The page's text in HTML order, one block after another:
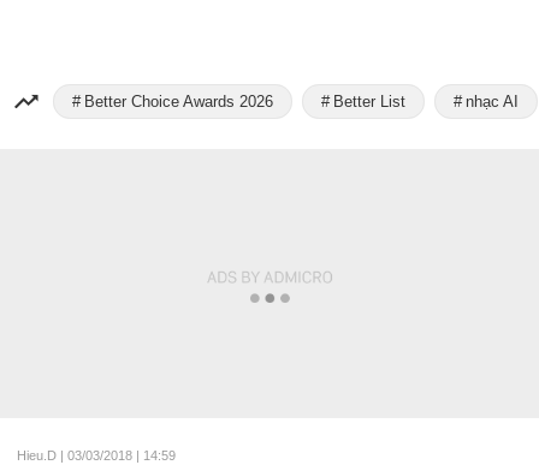
Better Choice Awards 2026 Better List nhạc AI
Hieu.D | 03/03/2018 | 14:59